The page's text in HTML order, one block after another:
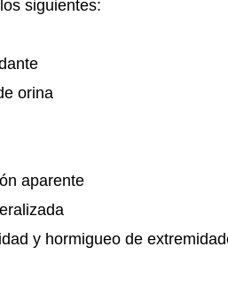
siguientes:
orina
aparente
y hormigueo de